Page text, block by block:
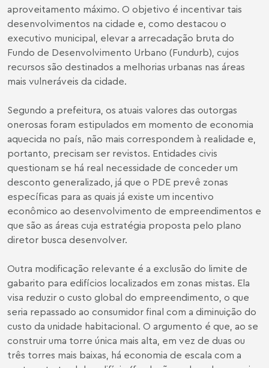
aproveitamento máximo. O objetivo é incentivar tais
desenvolvimentos na cidade e, como destacou o
executivo municipal, elevar a arrecadação bruta do
Fundo de Desenvolvimento Urbano (Fundurb), cujos
recursos são destinados a melhorias urbanas nas áreas
mais vulneráveis da cidade.
Segundo a prefeitura, os atuais valores das outorgas
onerosas foram estipulados em momento de economia
aquecida no país, não mais correspondem à realidade e,
portanto, precisam ser revistos. Entidades civis
questionam se há real necessidade de conceder um
desconto generalizado, já que o PDE prevê zonas
específicas para as quais já existe um incentivo
econômico ao desenvolvimento de empreendimentos e
que são as áreas cuja estratégia proposta pelo plano
diretor busca desenvolver.
Outra modificação relevante é a exclusão do limite de
gabarito para edifícios localizados em zonas mistas. Ela
visa reduzir o custo global do empreendimento, o que
seria repassado ao consumidor final com a diminuição do
custo da unidade habitacional. O argumento é que, ao se
construir uma torre única mais alta, em vez de duas ou
três torres mais baixas, há economia de escala com a